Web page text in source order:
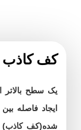
کف
یک سطح
ایجاد فاصله
شده(کف کاذب)